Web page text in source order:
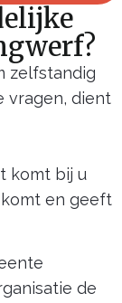
zelfstandig
vragen, dient
komt bij u
en geeft
de